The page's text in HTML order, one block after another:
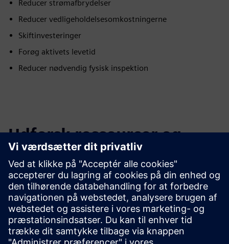
Reducer strømafbrydelser
Reducer vedligeholdelsesomkostningerne
Skiftinvesteringer
Forøg aktivets levetid
Reducer nødvendig fysisk inspektion
Udforsk ressourcer og
relaterede produkter
Yderligere oplysninger og
ressourcer
Casestudie